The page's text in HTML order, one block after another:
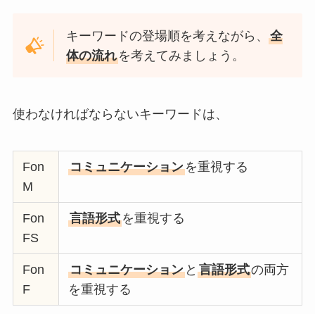
キーワードの登場順を考えながら、全
体の流れを考えてみましょう。
使わなければならないキーワードは、
Fon
M
コミュニケーションを重視する
Fon
FS
言語形式を重視する
Fon
F
コミュニケーション と言語形式の両方
を重視する